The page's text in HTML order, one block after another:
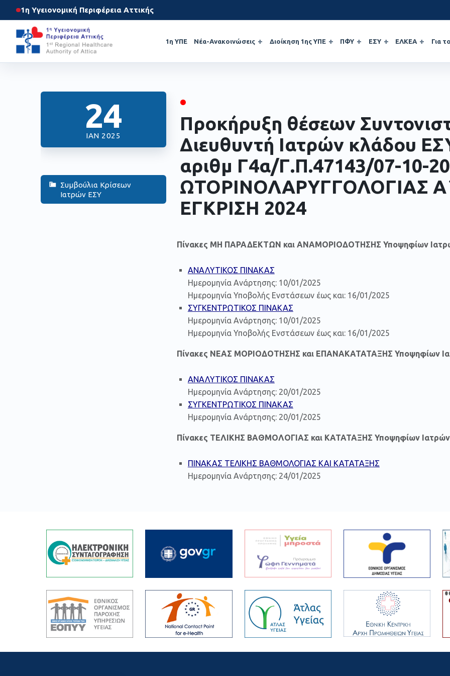
1η Υγειονομική Περιφέρεια Αττικής
1η ΥΠΕ Νέα-Ανακοινώσεις Διοίκηση 1ης ΥΠΕ ΠΦΥ ΕΣΥ ΕΛΚΕΑ Για
24
ΙΑΝ 2025
Συμβούλια Κρίσεων
Ιατρών ΕΣΥ
•
Προκήρυξη θέσεων
Διευθυντή Ιατρών κλάδου
αριθμ Γ4α/Γ.Π.47143/07-10-
ΩΤΟΡΙΝΟΛΑΡΥΓΓΟΛΟΓΙΑΣ
ΕΓΚΡΙΣΗ 2024
Πίνακες ΜΗ ΠΑΡΑΔΕΚΤΩΝ και ΑΝΑΜΟΡΙΟΔΟΤΗΣΗΣ Υποψηφίων
ΑΝΑΛΥΤΙΚΟΣ ΠΙΝΑΚΑΣ
Ημερομηνία Ανάρτησης: 10/01/2025
Ημερομηνία Υποβολής Ενστάσεων έως και: 16/01/2025
ΣΥΓΚΕΝΤΡΩΤΙΚΟΣ ΠΙΝΑΚΑΣ
Ημερομηνία Ανάρτησης: 10/01/2025
Ημερομηνία Υποβολής Ενστάσεων έως και: 16/01/2025
Πίνακες ΝΕΑΣ ΜΟΡΙΟΔΟΤΗΣΗΣ και ΕΠΑΝΑΚΑΤΑΤΑΞΗΣ Υποψηφίων
ΑΝΑΛΥΤΙΚΟΣ ΠΙΝΑΚΑΣ
Ημερομηνία Ανάρτησης: 20/01/2025
ΣΥΓΚΕΝΤΡΩΤΙΚΟΣ ΠΙΝΑΚΑΣ
Ημερομηνία Ανάρτησης: 20/01/2025
Πίνακες ΤΕΛΙΚΗΣ ΒΑΘΜΟΛΟΓΙΑΣ και ΚΑΤΑΤΑΞΗΣ Υποψηφίων Ιατρών
ΠΙΝΑΚΑΣ ΤΕΛΙΚΗΣ ΒΑΘΜΟΛΟΓΙΑΣ ΚΑΙ ΚΑΤΑΤΑΞΗΣ
Ημερομηνία Ανάρτησης: 24/01/2025